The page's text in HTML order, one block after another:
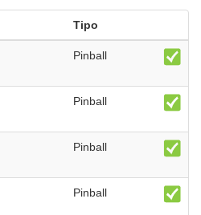
Tipo
Pinball
Pinball
Pinball
Pinball